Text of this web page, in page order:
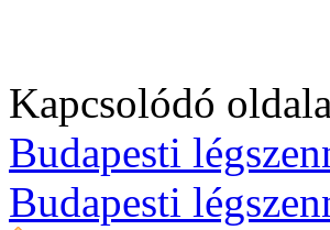
Kapcsolódó
Budapesti
Budapesti